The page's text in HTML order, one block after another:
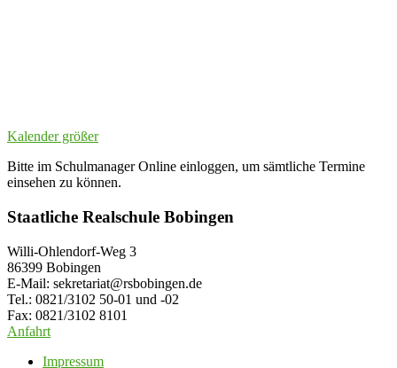
Kalender größer
Bitte im Schulmanager Online einloggen, um sämtliche Termine
einsehen zu können.
Staatliche Realschule Bobingen
Willi-Ohlendorf-Weg 3
86399 Bobingen
E-Mail: sekretariat@rsbobingen.de
Tel.: 0821/3102 50-01 und -02
Fax: 0821/3102 8101
Anfahrt
Impressum